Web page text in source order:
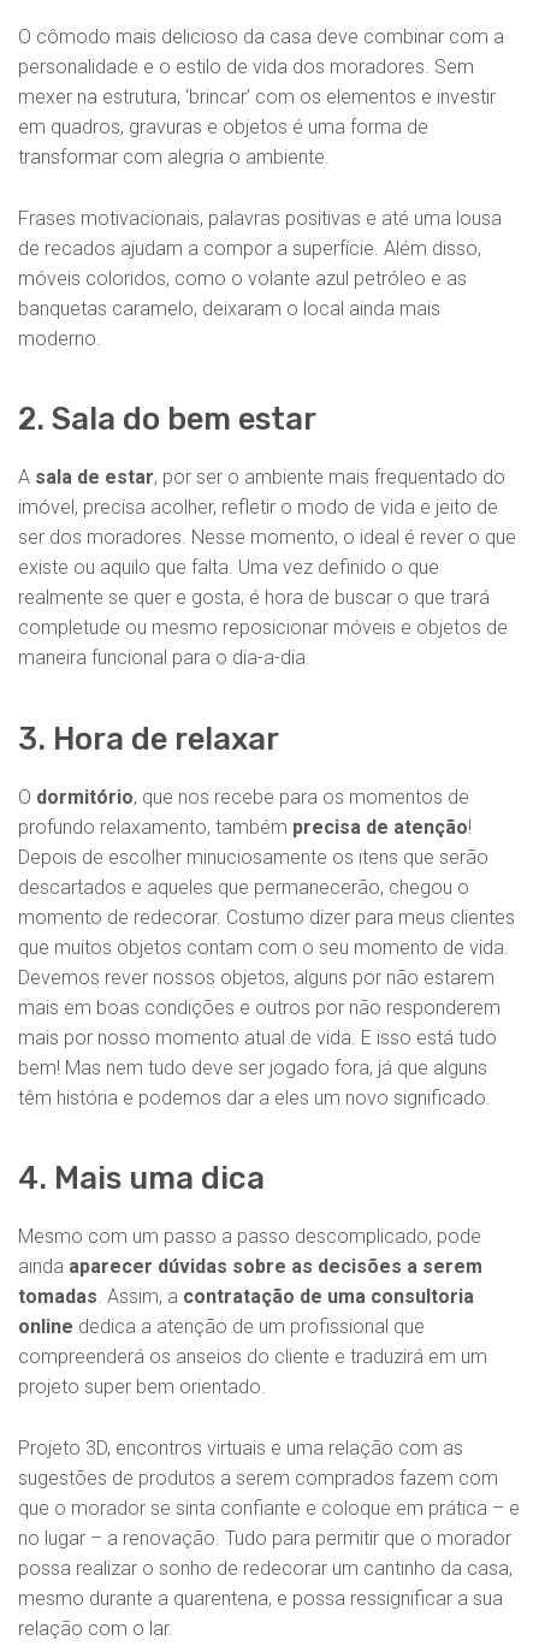
O cômodo mais delicioso da casa deve combinar com a
personalidade e o estilo de vida dos moradores. Sem
mexer na estrutura, ‘brincar’ com os elementos e investir
em quadros, gravuras e objetos é uma forma de
transformar com alegria o ambiente.
Frases motivacionais, palavras positivas e até uma lousa
de recados ajudam a compor a superfície. Além disso,
móveis coloridos, como o volante azul petróleo e as
banquetas caramelo, deixaram o local ainda mais
moderno.
2. Sala do bem estar
A sala de estar, por ser o ambiente mais frequentado do
imóvel, precisa acolher, refletir o modo de vida e jeito de
ser dos moradores. Nesse momento, o ideal é rever o que
existe ou aquilo que falta. Uma vez definido o que
realmente se quer e gosta, é hora de buscar o que trará
completude ou mesmo reposicionar móveis e objetos de
maneira funcional para o dia-a-dia.
3. Hora de relaxar
O dormitório, que nos recebe para os momentos de
profundo relaxamento, também precisa de atenção!
Depois de escolher minuciosamente os itens que serão
descartados e aqueles que permanecerão, chegou o
momento de redecorar. Costumo dizer para meus clientes
que muitos objetos contam com o seu momento de vida.
Devemos rever nossos objetos, alguns por não estarem
mais em boas condições e outros por não responderem
mais por nosso momento atual de vida. E isso está tudo
bem! Mas nem tudo deve ser jogado fora, já que alguns
têm história e podemos dar a eles um novo significado.
4. Mais uma dica
Mesmo com um passo a passo descomplicado, pode
ainda aparecer dúvidas sobre as decisões a serem
tomadas. Assim, a contratação de uma consultoria
online dedica a atenção de um profissional que
compreenderá os anseios do cliente e traduzirá em um
projeto super bem orientado.
Projeto 3D, encontros virtuais e uma relação com as
sugestões de produtos a serem comprados fazem com
que o morador se sinta confiante e coloque em prática – e
no lugar – a renovação. Tudo para permitir que o morador
possa realizar o sonho de redecorar um cantinho da casa,
mesmo durante a quarentena, e possa ressignificar a sua
relação com o lar.